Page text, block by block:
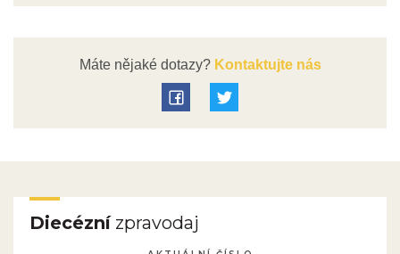
Máte nějaké dotazy?Kontaktujte nás
Diecéznízpravodaj